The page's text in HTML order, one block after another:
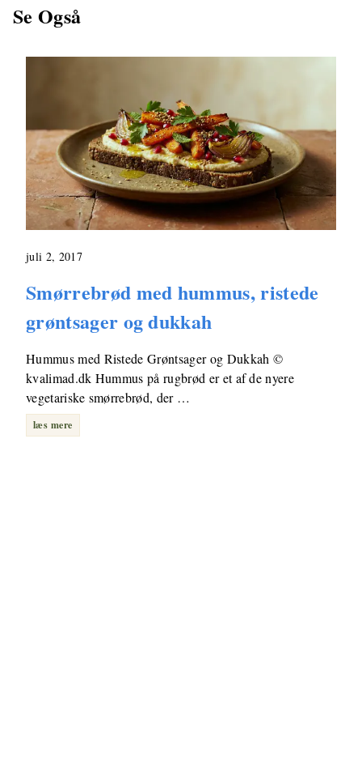
Se Også
juli 2, 2017
Smørrebrød med hummus, ristede
grøntsager og dukkah
Hummus med Ristede Grøntsager og Dukkah ©
kvalimad.dk Hummus på rugbrød er et af de nyere
vegetariske smørrebrød, der …
læs mere